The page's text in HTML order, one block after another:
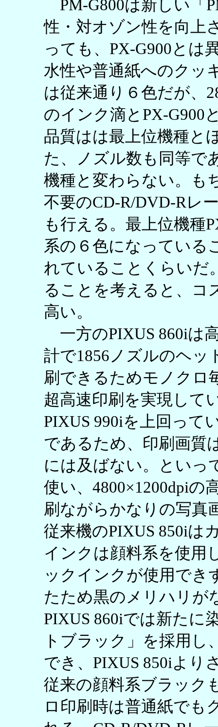
PM-G800は新しい「
性・対オゾン性を向上
っても、PX-G900とは
水性や普通紙へのクッ
は従来通り６色だが、
のインク滴とPX-G900
品質はは最上位機種と
た、ノズル数も同等で
機種と変わらない。も
不要のCD-R/DVD-Rレ
も行える。最上位機種
系の６色になっている
れていることくらいだ
ることを考えると、コ
高い。
一方のPIXUS 860iは
計で1856ノズルのヘッ
刷できるためモノクロ
超高速印刷を実現して
PIXUS 990iを上回って
であるため、印刷画質
には及ばない。といっ
使い、4800×1200dpiの
刷ながらかなりの写真
従来機のPIXUS 850iは
インクは顔料系を使用
ックインクが使用でき
たため黒のメリハリが
PIXUS 860iでは新たに
トブラック」を採用し
でき、PIXUS 850iより
従来の顔料系ブラック
ロ印刷時は普通紙でも